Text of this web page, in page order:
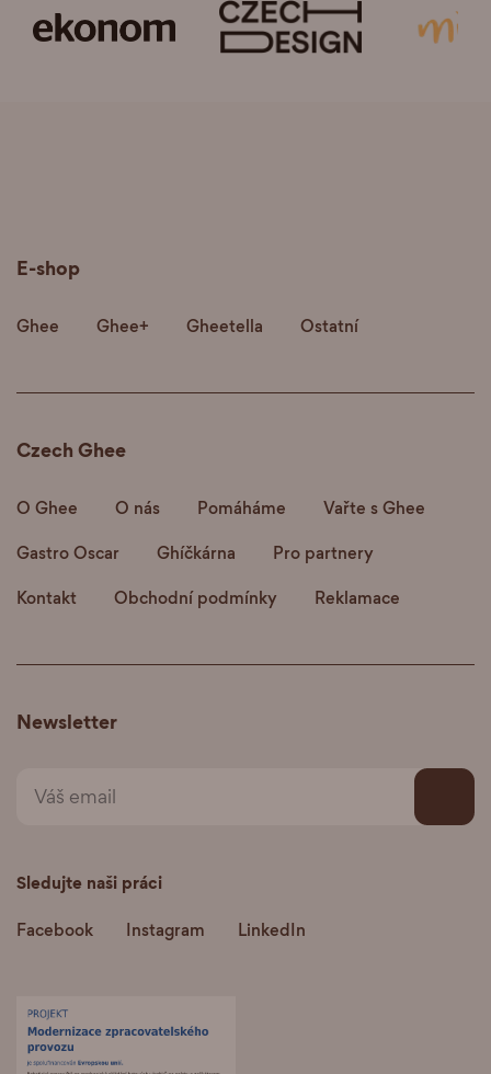
Czech Ghee
O Ghee O nás Pomáháme
Vařte s Ghee
Gastro Oscar
Ghíčkárna
Pro partnery
Kontakt
Obchodní podmínky Reklamace
E-shop
Ghee Ghee+ Gheetella Ostatní
Newsletter
Sledujte naši práci
Facebook Instagram LinkedIn